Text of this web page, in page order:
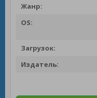
Жанр:
OS:
Загрузок:
Издатель: